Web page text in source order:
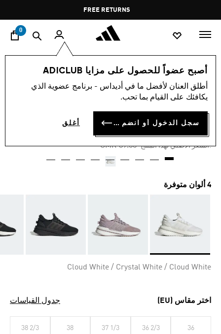
Pause
promotion
rotation
FREE RETURNS
0
أصبح عضواً للحصول على مزايا ADICLUB
أطلق العنان لأفضل ما في أديداس - برنامج عضوية الذي
يكافئك على القيام بما تحب.
سجل الدخول أو انضم الآن أغلق
النساء
-65%
حذاء X_PLRBOOST
OMR 31.15
:السعر الأصلي لهذا المنتج Price reduced from
OMR 89.00
to
4 ألوان متوفرة
Cloud White / Crystal White / Cloud White
اختر مقاس (EU) جدول القياسات
36
36 2/3
37 1/3
38
38 2/3